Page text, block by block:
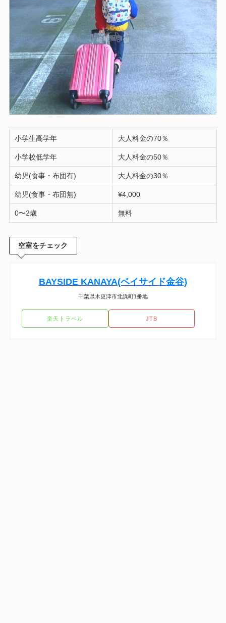
小学生高学年 大人料金の70％
小学校低学年 大人料金の50％
幼児(食事・布団有) 大人料金の30％
幼児(食事・布団無) ¥4,000
0〜2歳 無料
空室をチェック
BAYSIDE KANAYA(ベイサイド金谷)
千葉県木更津市北浜町1番地
楽天トラベル JTB